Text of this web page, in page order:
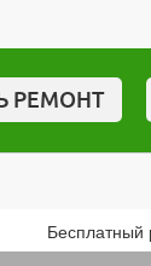
РЕМОНТ
Бесплатный